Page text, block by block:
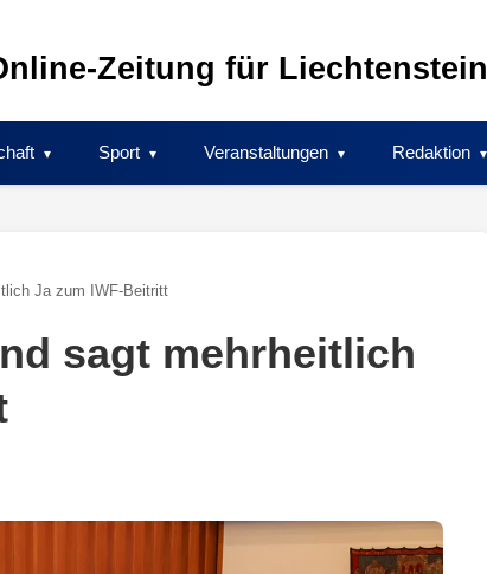
Zeitung für Liechtenstein
Sport Veranstaltungen Redaktion
Ja zum IWF-Beitritt
sagt mehrheitlich